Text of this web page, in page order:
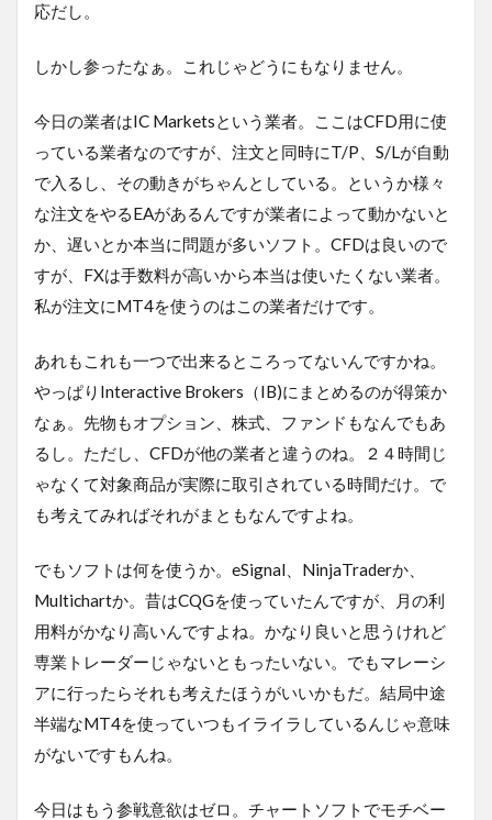
応だし。
しかし参ったなぁ。これじゃどうにもなりません。
今日の業者はIC Marketsという業者。ここはCFD用に使
っている業者なのですが、注文と同時にT/P、S/Lが自動
で入るし、その動きがちゃんとしている。というか様々
な注文をやるEAがあるんですが業者によって動かないと
か、遅いとか本当に問題が多いソフト。CFDは良いので
すが、FXは手数料が高いから本当は使いたくない業者。
私が注文にMT4を使うのはこの業者だけです。
あれもこれも一つで出来るところってないんですかね。
やっぱりInteractive Brokers（IB)にまとめるのが得策か
なぁ。先物もオプション、株式、ファンドもなんでもあ
るし。ただし、CFDが他の業者と違うのね。２４時間じ
ゃなくて対象商品が実際に取引されている時間だけ。で
も考えてみればそれがまともなんですよね。
でもソフトは何を使うか。eSignal、NinjaTraderか、
Multichartか。昔はCQGを使っていたんですが、月の利
用料がかなり高いんですよね。かなり良いと思うけれど
専業トレーダーじゃないともったいない。でもマレーシ
アに行ったらそれも考えたほうがいいかもだ。結局中途
半端なMT4を使っていつもイライラしているんじゃ意味
がないですもんね。
今日はもう参戦意欲はゼロ。チャートソフトでモチベー